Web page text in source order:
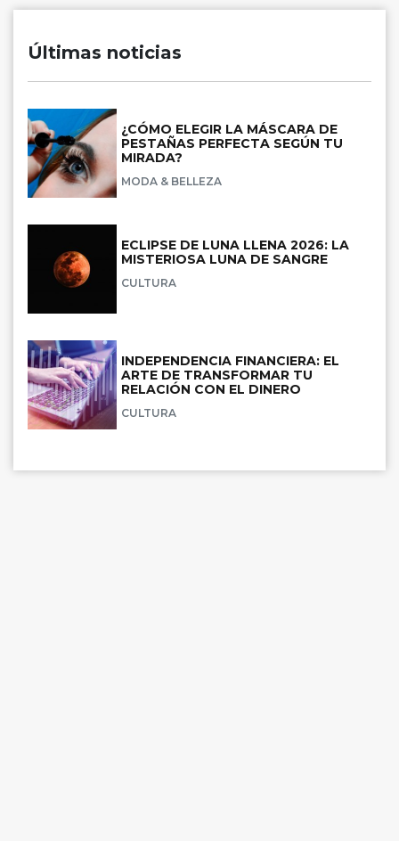
Últimas noticias
¿CÓMO ELEGIR LA MÁSCARA DE
PESTAÑAS PERFECTA SEGÚN TU
MIRADA?
MODA & BELLEZA
ECLIPSE DE LUNA LLENA 2026: LA
MISTERIOSA LUNA DE SANGRE
CULTURA
INDEPENDENCIA FINANCIERA: EL
ARTE DE TRANSFORMAR TU
RELACIÓN CON EL DINERO
CULTURA